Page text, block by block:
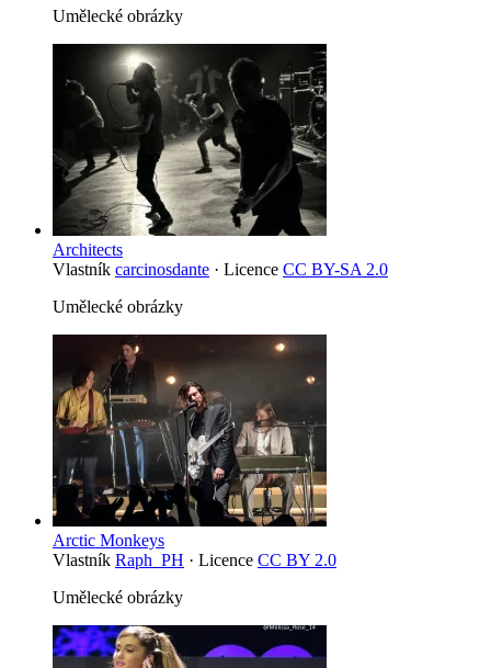
Umělecké obrázky
Architects
Vlastník carcinosdante · Licence CC BY-SA 2.0
Umělecké obrázky
Arctic Monkeys
Vlastník Raph_PH · Licence CC BY 2.0
Umělecké obrázky